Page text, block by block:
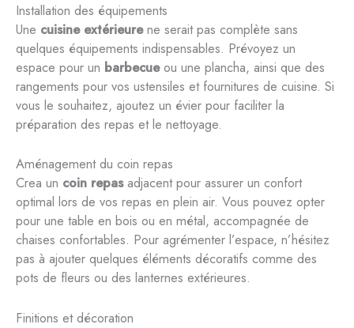
Installation des équipements
Une cuisine extérieurene serait pas complète sans
quelques équipements indispensables. Prévoyez un
espace pour un barbecueou une plancha, ainsi que des
rangements pour vos ustensiles et fournitures de cuisine. Si
vous le souhaitez, ajoutez un évier pour faciliter la
préparation des repas et le nettoyage.
Aménagement du coin repas
Crea un coin repasadjacent pour assurer un confort
optimal lors de vos repas en plein air. Vous pouvez opter
pour une table en bois ou en métal, accompagnée de
chaises confortables. Pour agrémenter l’espace, n’hésitez
pas à ajouter quelques éléments décoratifs comme des
pots de fleurs ou des lanternes extérieures.
Finitions et décoration